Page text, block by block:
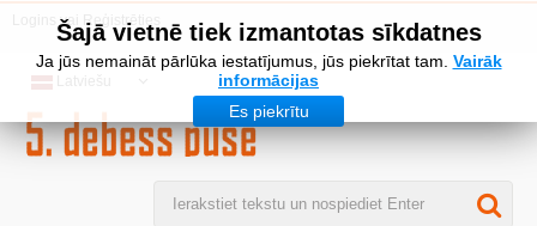
Šajā vietnē tiek izmantotas sīkdatnes
Ja jūs nemaināt pārlūka iestatījumus, jūs piekrītat tam. Vairāk
informācijas
Es piekrītu
vai Reģistrēties